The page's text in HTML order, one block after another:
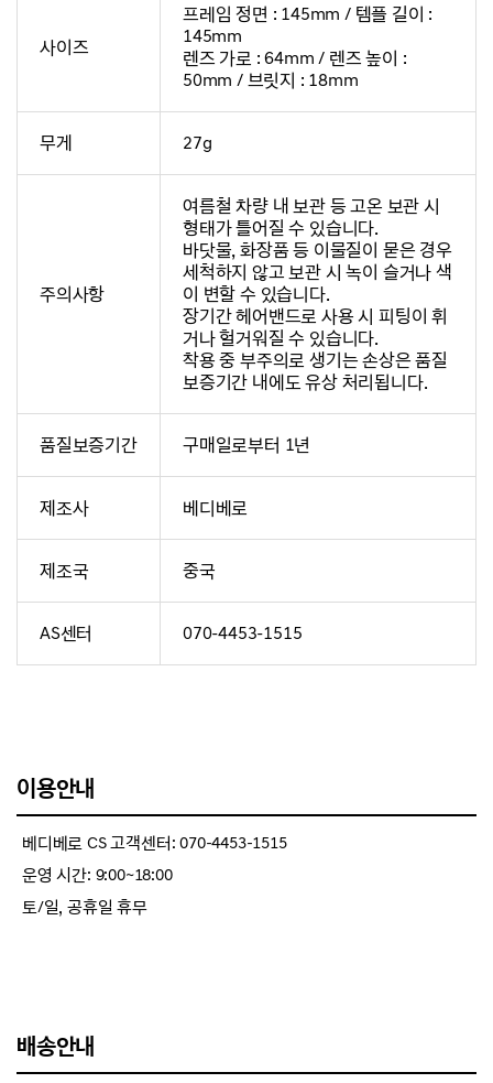
사이즈
프레임 정면 : 145mm / 템플 길이 :
145mm
렌즈 가로 : 64mm / 렌즈 높이 :
50mm / 브릿지 : 18mm
무게 27g
주의사항
여름철 차량 내 보관 등 고온 보관 시
형태가 틀어질 수 있습니다.
바닷물, 화장품 등 이물질이 묻은 경우
세척하지 않고 보관 시 녹이 슬거나 색
이 변할 수 있습니다.
장기간 헤어밴드로 사용 시 피팅이 휘
거나 헐거워질 수 있습니다.
착용 중 부주의로 생기는 손상은 품질
보증기간 내에도 유상 처리됩니다.
품질보증기간 구매일로부터 1년
제조사 베디베로
제조국 중국
AS센터 070-4453-1515
이용안내
베디베로 CS 고객센터: 070-4453-1515
운영 시간: 9:00~18:00
토/일, 공휴일 휴무
배송안내